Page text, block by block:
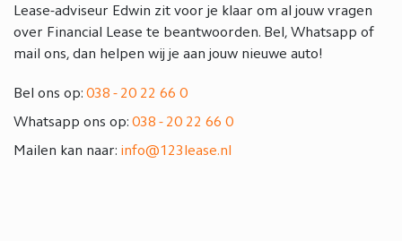
Lease-adviseur Edwin zit voor je klaar om al jouw vragen
over Financial Lease te beantwoorden. Bel, Whatsapp of
mail ons, dan helpen wij je aan jouw nieuwe auto!
Bel ons op: 038 - 20 22 66 0
Whatsapp ons op: 038 - 20 22 66 0
Mailen kan naar: info@123lease.nl